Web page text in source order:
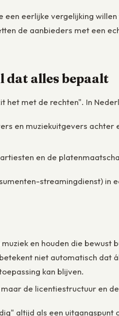
eerlijke vergelijking
de aanbieders met een
dat alles bepaalt
met de rechten". In
en muziekuitgevers
en de
streamingdienst) in
en houden die
niet automatisch dat
kan blijven.
de licentiestructuur en
altijd als een